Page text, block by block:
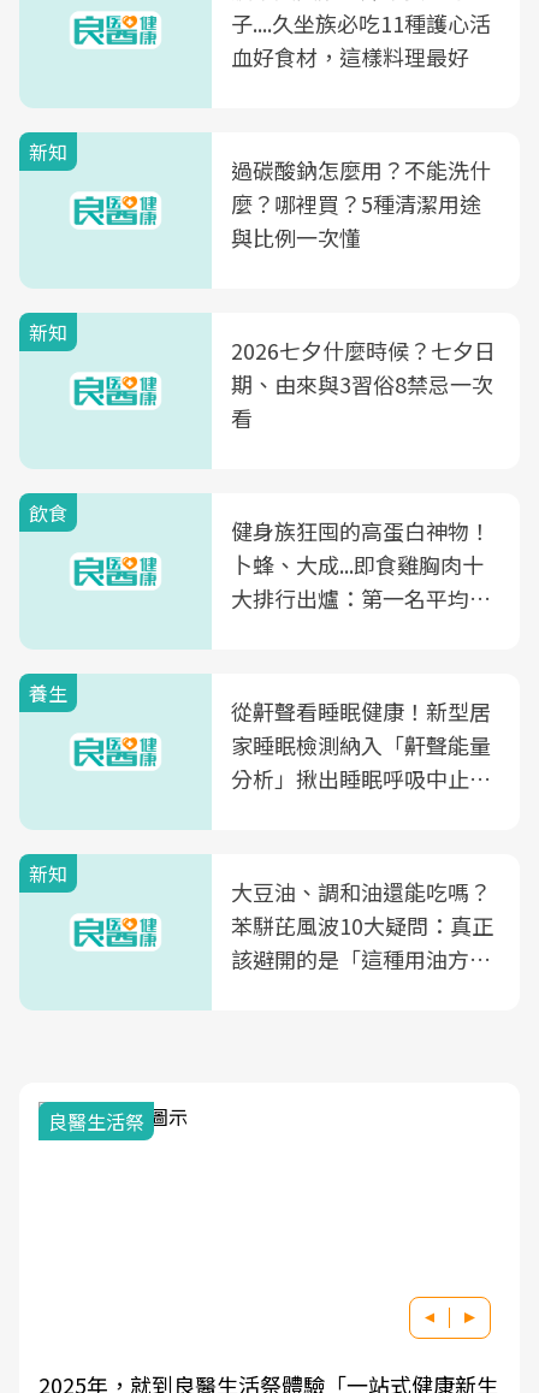
子....久坐族必吃11種護心活
血好食材，這樣料理最好
新知
過碳酸鈉怎麼用？不能洗什
麼？哪裡買？5種清潔用途
與比例一次懂
新知
2026七夕什麼時候？七夕日
期、由來與3習俗8禁忌一次
看
飲食
健身族狂囤的高蛋白神物！
卜蜂、大成...即食雞胸肉十
大排行出爐：第一名平均一
養生
從鼾聲看睡眠健康！新型居
家睡眠檢測納入「鼾聲能量
分析」揪出睡眠呼吸中止症
新知
大豆油、調和油還能吃嗎？
苯駢芘風波10大疑問：真正
該避開的是「這種用油方
良醫生活祭
2025年，就到良醫生活祭體驗「一站式健康新生